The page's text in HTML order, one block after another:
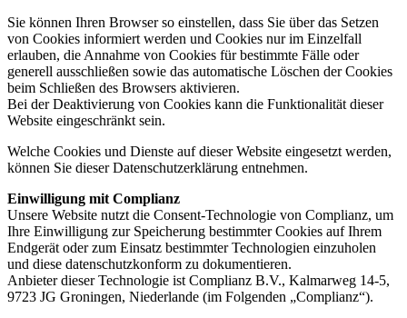
Sie können Ihren Browser so einstellen, dass Sie über das Setzen
von Cookies informiert werden und Cookies nur im Einzelfall
erlauben, die Annahme von Cookies für bestimmte Fälle oder
generell ausschließen sowie das automatische Löschen der Cookies
beim Schließen des Browsers aktivieren.
Bei der Deaktivierung von Cookies kann die Funktionalität dieser
Website eingeschränkt sein.
Welche Cookies und Dienste auf dieser Website eingesetzt werden,
können Sie dieser Datenschutzerklärung entnehmen.
Einwilligung mit Complianz
Unsere Website nutzt die Consent-Technologie von Complianz, um
Ihre Einwilligung zur Speicherung bestimmter Cookies auf Ihrem
Endgerät oder zum Einsatz bestimmter Technologien einzuholen
und diese datenschutzkonform zu dokumentieren.
Anbieter dieser Technologie ist Complianz B.V., Kalmarweg 14-5,
9723 JG Groningen, Niederlande (im Folgenden „Complianz“).